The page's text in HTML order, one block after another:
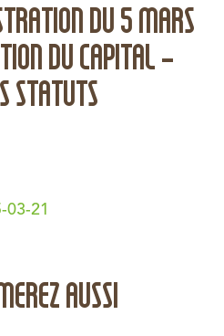
DU 5 MARS
DU CAPITAL –
STATUTS
03-21
AUSSI